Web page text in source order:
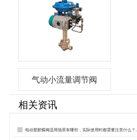
气动小流量调节阀
相关资讯
电动塑胶蝶阀适用场景有哪些，实际使用时都需要注意什么？…